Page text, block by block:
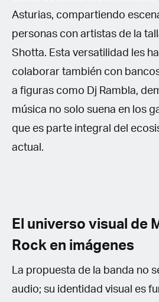
Asturias, compartiendo
personas con artistas de la
Shotta. Esta versatilidad les
colaborar también con
a figuras como Dj Rambla,
música no solo suena en los
que es parte integral del
actual.
El universo visual de
Rock en imágenes
La propuesta de la banda no
audio; su identidad visual es